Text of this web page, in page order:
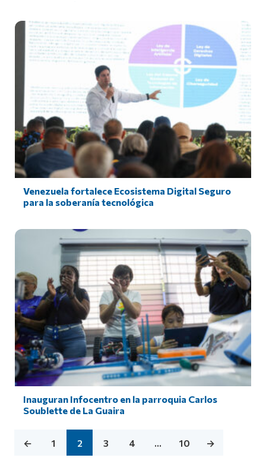
Venezuela fortalece Ecosistema Digital Seguro
para la soberanía tecnológica
Inauguran Infocentro en la parroquia Carlos
Soublette de La Guaira
← 1 2 3 4 … 10 →